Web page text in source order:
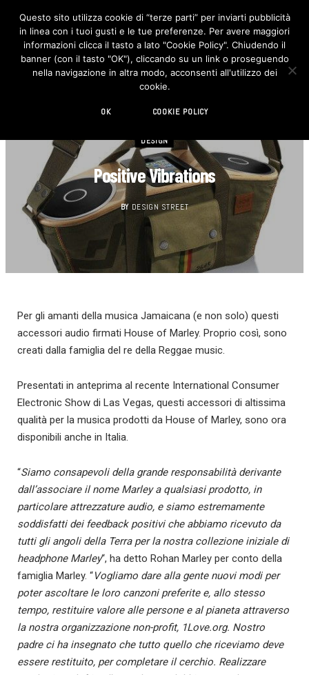
F
c
e
b
o
I
n
s
t
DESIGN
Positive Vibrations
BY DESIGN STREET
Per gli amanti della musica Jamaicana (e non solo) questi
accessori audio firmati House of Marley. Proprio così, sono
creati dalla famiglia del re della Reggae music.
Presentati in anteprima al recente International Consumer
Electronic Show di Las Vegas, questi accessori di altissima
qualità per la musica prodotti da House of Marley, sono ora
disponibili anche in Italia.
“Siamo consapevoli della grande responsabilità derivante
dall’associare il nome Marley a qualsiasi prodotto, in
particolare attrezzature audio, e siamo estremamente
soddisfatti dei feedback positivi che abbiamo ricevuto da
tutti gli angoli della Terra per la nostra collezione iniziale di
headphone Marley“, ha detto Rohan Marley per conto della
famiglia Marley. “Vogliamo dare alla gente nuovi modi per
poter ascoltare le loro canzoni preferite e, allo stesso
tempo, restituire valore alle persone e al pianeta attraverso
la nostra organizzazione non-profit, 1Love.org. Nostro
padre ci ha insegnato che tutto quello che riceviamo deve
essere restituito, per completare il cerchio. Realizzare
Questo sito utilizza cookie di “terze parti” per inviarti pubblicità
in linea con i tuoi gusti e le tue preferenze. Per avere maggiori
informazioni clicca il tasto a lato "Cookie Policy". Chiudendo il
banner (con il tasto "OK"), cliccando su un link o proseguendo
nella navigazione in altra modo, acconsenti all'utilizzo dei
cookie.
OK COOKIE POLICY